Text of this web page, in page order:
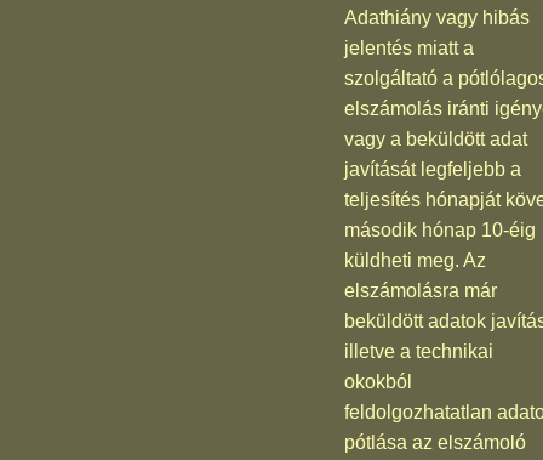
Adathiány vagy hibás
jelentés miatt a
szolgáltató a
elszámolás iránti
vagy a beküldött adat
javítását legfeljebb a
teljesítés hónapját
második hónap 10-éig
küldheti meg. Az
elszámolásra már
beküldött adatok
illetve a technikai
okokból
feldolgozhatatlan
pótlása az elszámoló